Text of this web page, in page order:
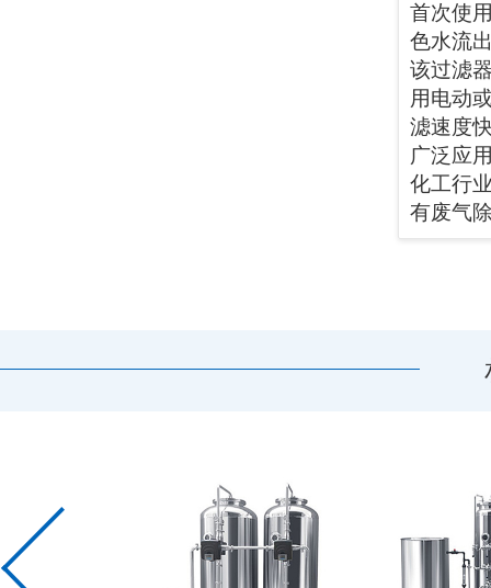
首次使
色水流
该过滤
用电动
滤速度
广泛应
化工行
有废气